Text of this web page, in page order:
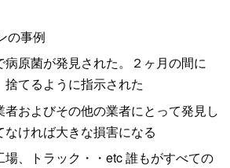
の事例
病原菌が発見された。２ヶ月の間に
捨てるように指示された
者およびその他の業者にとって発見し
なければ大きな損害になる
場、トラック・・etc 誰もがすべての